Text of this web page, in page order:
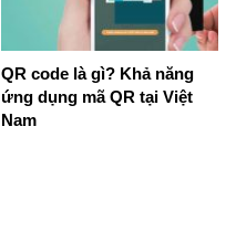
QR code là gì? Khả năng
ứng dụng mã QR tại Việt
Nam